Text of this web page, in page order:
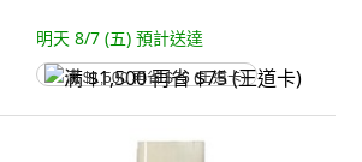
明天 8/7 (五) 預計送達
满 $1,500 再省 $75 (王道卡)